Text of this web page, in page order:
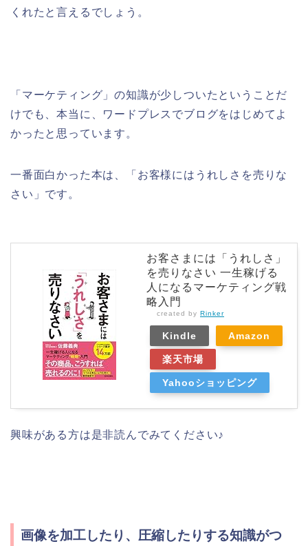
くれたと言えるでしょう。
「マーケティング」の知識が少しついたということだ
けでも、本当に、ワードプレスでブログをはじめてよ
かったと思っています。
一番面白かった本は、「お客様にはうれしさを売りな
さい」です。
お客さまには「うれしさ」
を売りなさい 一生稼げる
人になるマーケティング戦
略入門
created by Rinker
Kindle Amazon
楽天市場
Yahooショッピング
興味がある方は是非読んでみてください♪
画像を加工したり、圧縮したりする知識がつ